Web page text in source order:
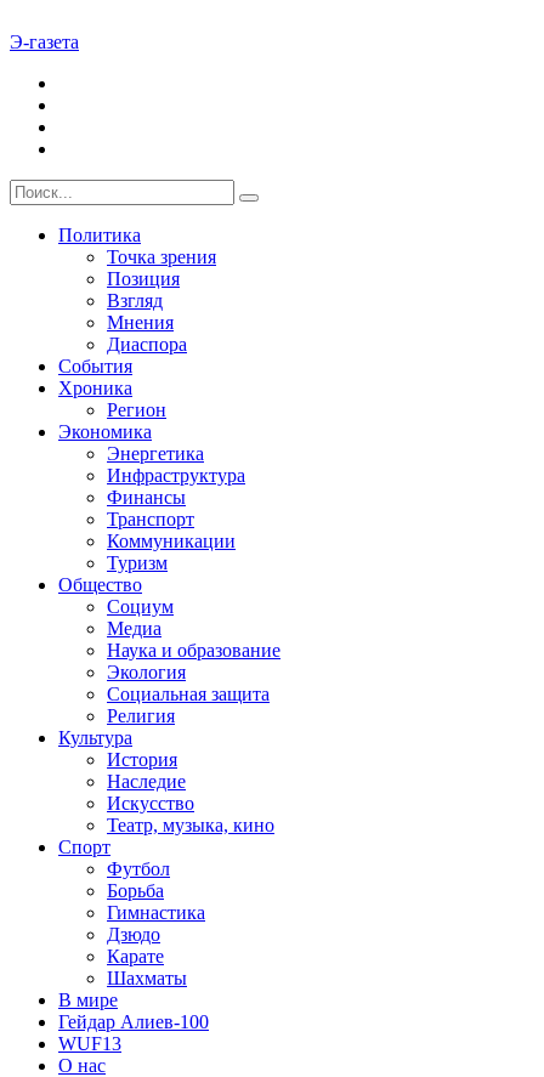
Э-газета
Политика
Точка зрения
Позиция
Взгляд
Мнения
Диаспора
События
Хроника
Регион
Экономика
Энергетика
Инфраструктура
Финансы
Транспорт
Коммуникации
Туризм
Общество
Социум
Медиа
Наука и образование
Экология
Социальная защита
Религия
Культура
История
Наследие
Искусство
Театр, музыка, кино
Спорт
Футбол
Борьба
Гимнастика
Дзюдо
Карате
Шахматы
В мире
Гейдар Алиев-100
WUF13
О нас